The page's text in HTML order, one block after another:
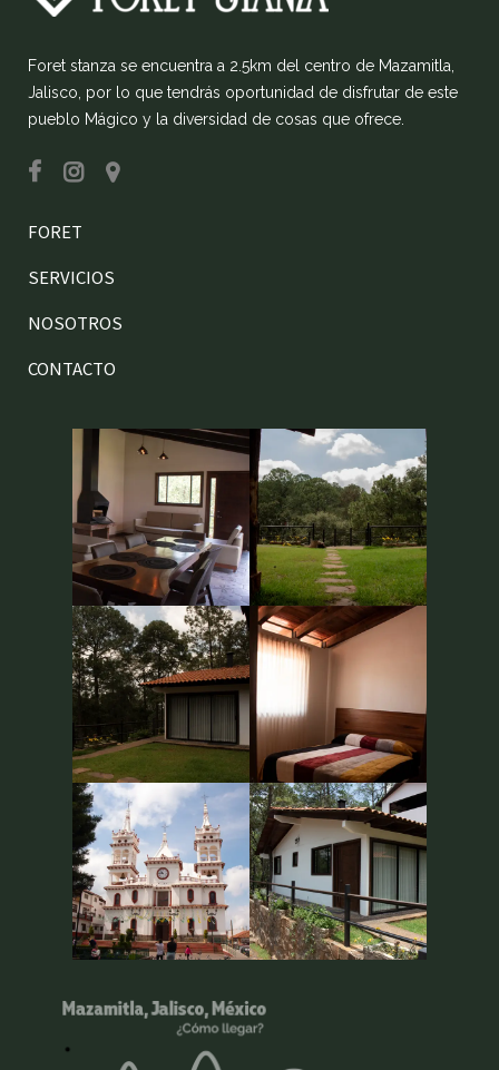
Foret stanza se encuentra a 2.5km del centro de Mazamitla,
Jalisco, por lo que tendrás oportunidad de disfrutar de este
pueblo Mágico y la diversidad de cosas que ofrece.
FORET
SERVICIOS
NOSOTROS
CONTACTO